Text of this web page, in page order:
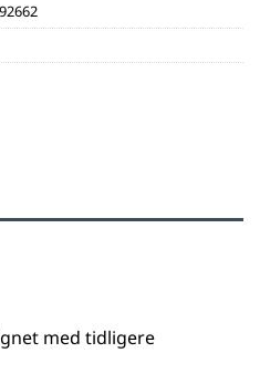
med tidligere